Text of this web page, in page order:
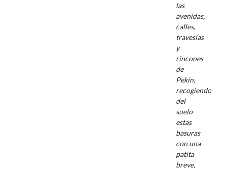
las
avenidas,
calles,
travesías
y
rincones
de
Pekín,
recogiendo
del
suelo
estas
basuras
con una
patita
breve,